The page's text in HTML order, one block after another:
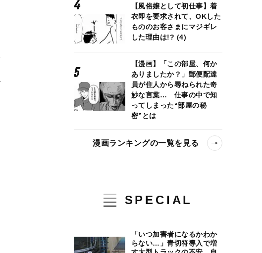
【風俗嬢として初仕事】着
衣即を要求されて、OKした
もののお客さまにマジギレ
した理由は!? (4)
【漫画】「この部屋、何か
ありましたか？」郵便配達
員が住人から尋ねられた奇
妙な言葉… 仕事の中で知
ってしまった“部屋の秘
密”とは
漫画ランキングの一覧を見る
SPECIAL
「いつ加害者になるかわか
らない…」青切符導入で増